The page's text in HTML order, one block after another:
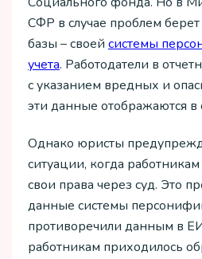
СФР в случае проблем
базы – своей системы
учета. Работодатели в
с указанием вредных и
эти данные отображаются в
Однако юристы
ситуации, когда работникам
свои права через суд. Это
данные системы
противоречили данным в
работникам приходилось